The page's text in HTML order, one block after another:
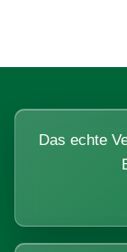
Das echte